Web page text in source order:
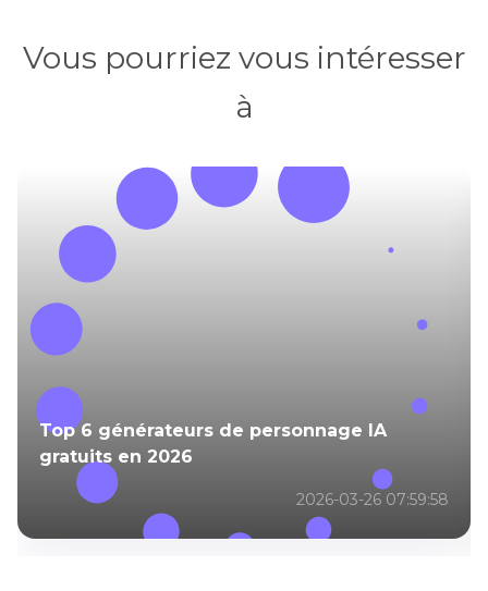
Vous pourriez vous intéresser
à
Top 6 générateurs de personnage IA
gratuits en 2026
2026-03-26 07:59:58